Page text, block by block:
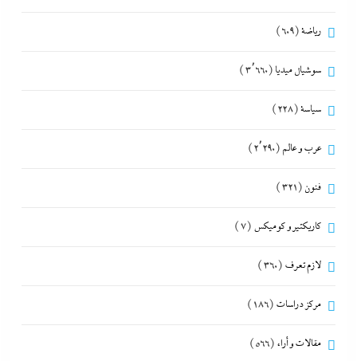
رياضة(609)
سوشيال ميديا (3٬660)
سياسة(228)
عرب و عالم (2٬290)
فنون (321)
كاريكتير و كوميكس (7)
لازم تعرف (360)
مركز دراسات (186)
مقالات و أراء (566)